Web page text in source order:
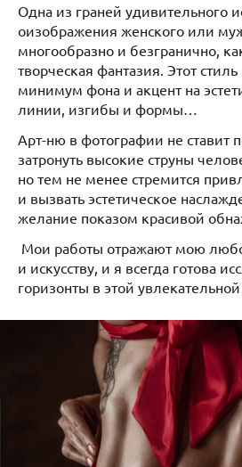
Одна из граней удивительного
оизображения женского или
многообразно и безгранично,
творческая фантазия. Этот
минимум фона и акцент на
линии, изгибы и формы…
Арт-ню в фотографии не ставит
затронуть высокие струны
но тем не менее стремится
и вызвать эстетическое
желание показом красивой
Мои работы отражают мою
и искусству, и я всегда готова
горизонты в этой увлекательной